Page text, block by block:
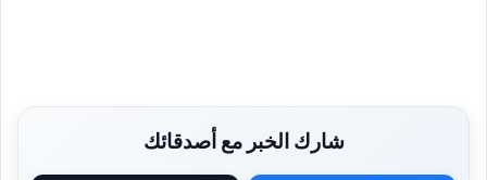
شارك الخبر مع أصدقائك